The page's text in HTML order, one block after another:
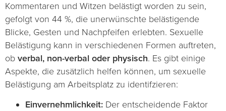
Kommentaren und Witzen belästigt worden zu sein,
gefolgt von 44 %, die unerwünschte belästigende
Blicke, Gesten und Nachpfeifen erlebten. Sexuelle
Belästigung kann in verschiedenen Formen auftreten,
ob verbal, non-verbal oder physisch. Es gibt einige
Aspekte, die zusätzlich helfen können, um sexuelle
Belästigung am Arbeitsplatz zu identifzieren:
Einvernehmlichkeit: Der entscheidende Faktor